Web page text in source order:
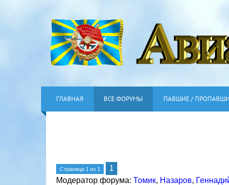
ГЛАВНАЯ ВСЕ ФОРУМЫ ПАВШИЕ /
Страница 1 из 1
1
Модератор форума: Томик, Назаров,